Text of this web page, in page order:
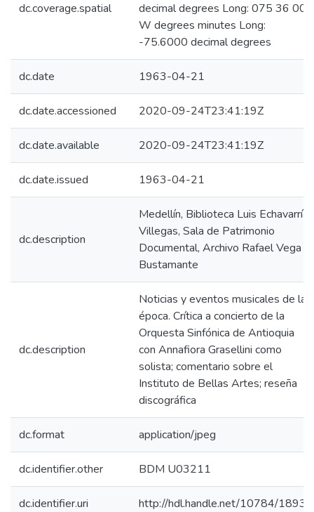
dc.coverage.spatial
decimal degrees Long: 075 36 00
W degrees minutes Long:
-75.6000 decimal degrees
dc.date 1963-04-21
dc.date.accessioned 2020-09-24T23:41:19Z
dc.date.available 2020-09-24T23:41:19Z
dc.date.issued 1963-04-21
dc.description
Medellín, Biblioteca Luis Echavarría
Villegas, Sala de Patrimonio
Documental, Archivo Rafael Vega
Bustamante
dc.description
Noticias y eventos musicales de la
época. Crítica a concierto de la
Orquesta Sinfónica de Antioquia
con Annafiora Grasellini como
solista; comentario sobre el
Instituto de Bellas Artes; reseña
discográfica
dc.format application/jpeg
dc.identifier.other BDM U03211
dc.identifier.uri http://hdl.handle.net/10784/18936